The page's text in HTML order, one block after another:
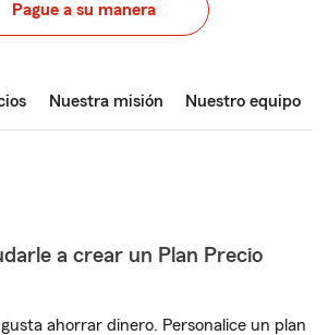
Pague a su manera
Nuestra misión Nuestro equipo
a crear un Plan Precio
ahorrar dinero. Personalice un plan